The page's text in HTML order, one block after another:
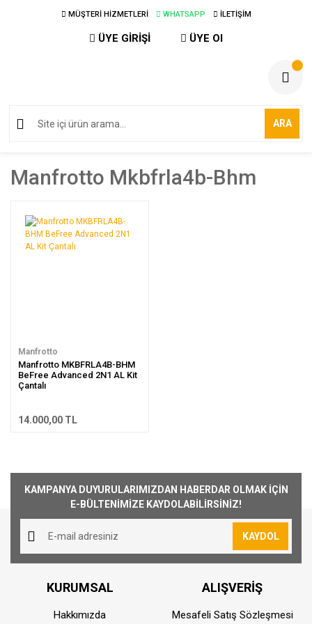
MÜŞTERİ HİZMETLERİ WHATSAPP İLETİŞİM
ÜYE GİRİŞİ ÜYE Ol
ARA
Manfrotto Mkbfrla4b-Bhm
Manfrotto
Manfrotto MKBFRLA4B-BHM
BeFree Advanced 2N1 AL Kit
Çantalı
14.000,00 TL
KAMPANYA DUYURULARIMIZDAN HABERDAR OLMAK İÇİN
E-BÜLTENİMİZE KAYDOLABİLİRSİNİZ!
KAYDOL
KURUMSAL
Hakkımızda
ALIŞVERİŞ
Mesafeli Satış Sözleşmesi